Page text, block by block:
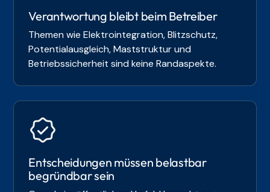
Verantwortung bleibt beim Betreiber
Themen wie Elektrointegration, Blitzschutz,
Potentialausgleich, Maststruktur und
Betriebssicherheit sind keine Randaspekte.
Entscheidungen müssen belastbar
begründbar sein